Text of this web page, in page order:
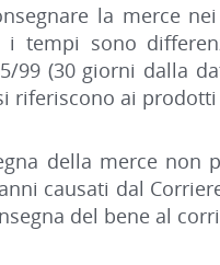
la merce
i tempi sono
(30 giorni dalla
ai
della merce
causati dal
del bene al